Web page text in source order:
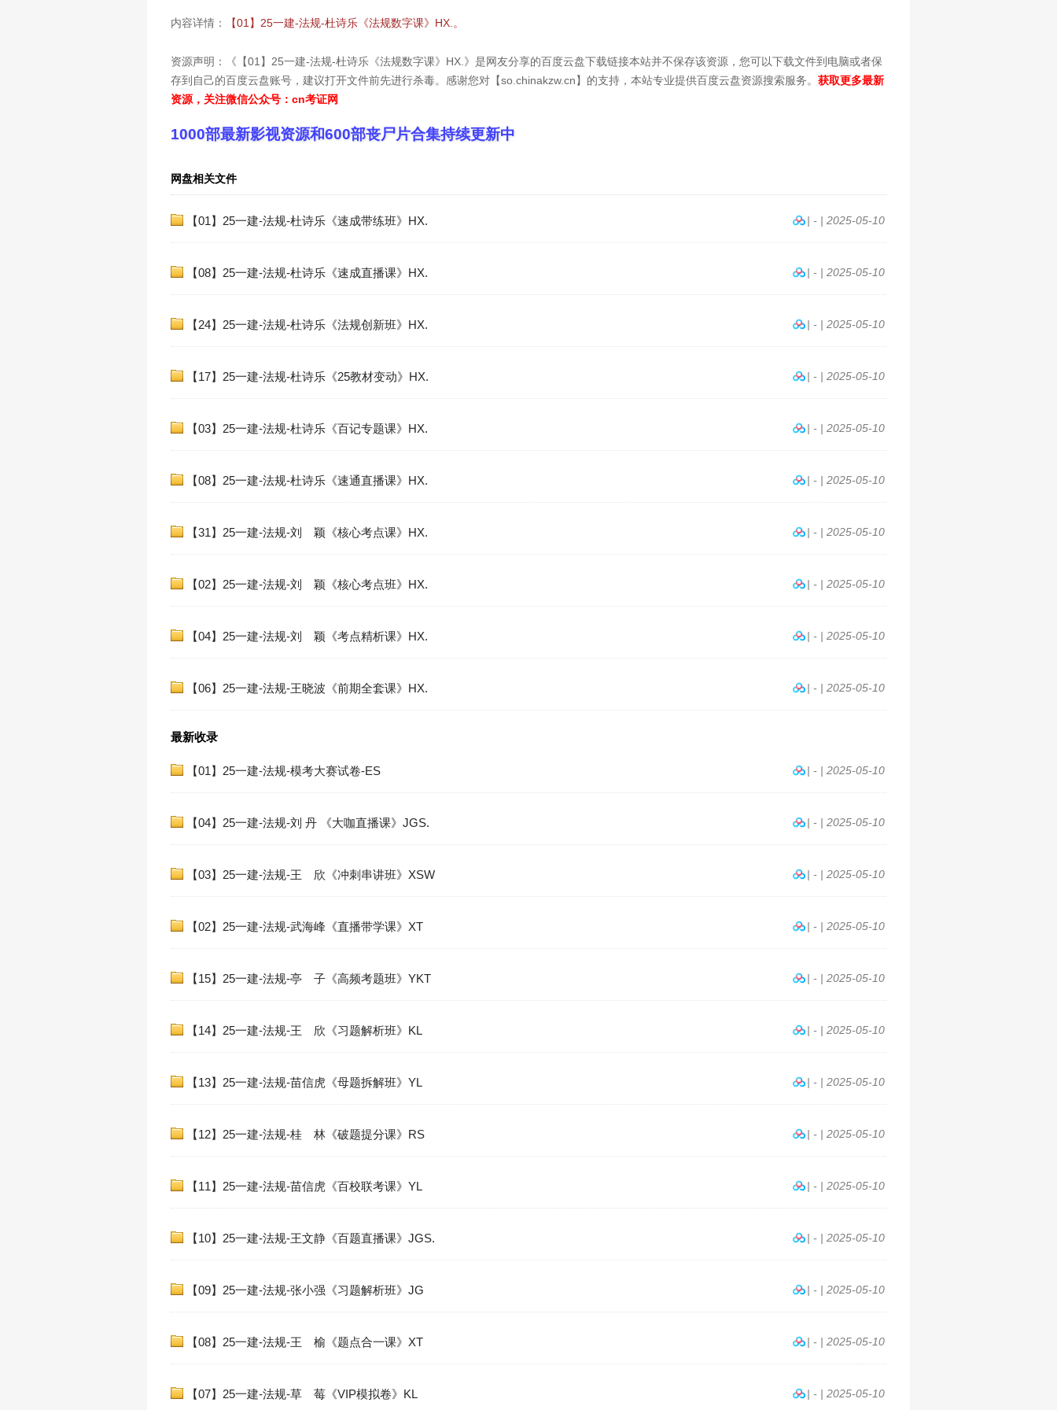
内容详情： 【01】25一建-法规-杜诗乐《法规数字课》HX.。
资源声明：《【01】25一建-法规-杜诗乐《法规数字课》HX.》是网友分享的百度云盘下载链接本站并不保存该资源，您可以下载文件到电脑或者保
存到自己的百度云盘账号，建议打开文件前先进行杀毒。感谢您对【so.chinakzw.cn】的支持，本站专业提供百度云盘资源搜索服务。 获取更多最新
资源，关注微信公众号：cn考证网
1000部最新影视资源和600部丧尸片合集持续更新中
网盘相关文件
【01】25一建-法规-杜诗乐《速成带练班》HX. | - | 2025-05-10
【08】25一建-法规-杜诗乐《速成直播课》HX. | - | 2025-05-10
【24】25一建-法规-杜诗乐《法规创新班》HX. | - | 2025-05-10
【17】25一建-法规-杜诗乐《25教材变动》HX. | - | 2025-05-10
【03】25一建-法规-杜诗乐《百记专题课》HX. | - | 2025-05-10
【08】25一建-法规-杜诗乐《速通直播课》HX. | - | 2025-05-10
【31】25一建-法规-刘 颖《核心考点课》HX. | - | 2025-05-10
【02】25一建-法规-刘 颖《核心考点班》HX. | - | 2025-05-10
【04】25一建-法规-刘 颖《考点精析课》HX. | - | 2025-05-10
【06】25一建-法规-王晓波《前期全套课》HX. | - | 2025-05-10
最新收录
【01】25一建-法规-模考大赛试卷-ES | - | 2025-05-10
【04】25一建-法规-刘 丹 《大咖直播课》JGS. | - | 2025-05-10
【03】25一建-法规-王 欣《冲刺串讲班》XSW | - | 2025-05-10
【02】25一建-法规-武海峰《直播带学课》XT | - | 2025-05-10
【15】25一建-法规-亭 子《高频考题班》YKT | - | 2025-05-10
【14】25一建-法规-王 欣《习题解析班》KL | - | 2025-05-10
【13】25一建-法规-苗信虎《母题拆解班》YL | - | 2025-05-10
【12】25一建-法规-桂 林《破题提分课》RS | - | 2025-05-10
【11】25一建-法规-苗信虎《百校联考课》YL | - | 2025-05-10
【10】25一建-法规-王文静《百题直播课》JGS. | - | 2025-05-10
【09】25一建-法规-张小强《习题解析班》JG | - | 2025-05-10
【08】25一建-法规-王 榆《题点合一课》XT | - | 2025-05-10
【07】25一建-法规-草 莓《VIP模拟卷》KL | - | 2025-05-10